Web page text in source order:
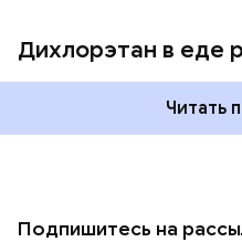
Дихлорэтан в еде
Читать
Подпишитесь на